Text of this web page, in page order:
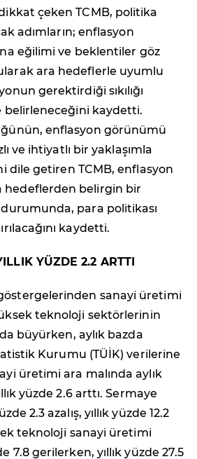
çeken TCMB, politika
adımların; enflasyon
eğilimi ve beklentiler göz
ara hedeflerle uyumlu
gerektirdiği sıkılığı
belirleneceğini kaydetti.
enflasyon görünümü
ve ihtiyatlı bir yaklaşımla
dile getiren TCMB, enflasyon
belirgin bir
durumunda, para politikası
kaydetti.
YÜZDE 2.2 ARTTI
sanayi üretimi
teknoloji sektörlerinin
büyürken, aylık bazda
Kurumu (TÜİK) verilerine
üretimi ara malında aylık
yüzde 2.6 arttı. Sermaye
2.3 azalış, yıllık yüzde 12.2
teknoloji sanayi üretimi
7.8 gerilerken, yıllık yüzde 27.5